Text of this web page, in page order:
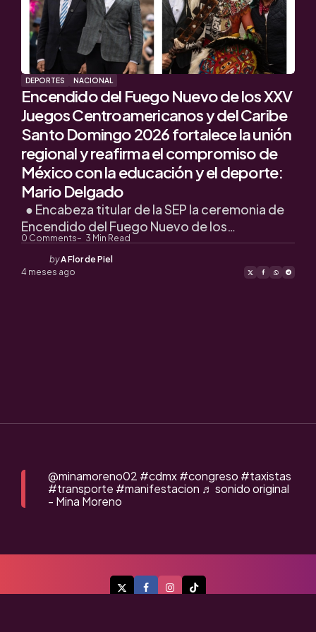
DEPORTES NACIONAL
Encendido del Fuego Nuevo de los XXV
Juegos Centroamericanos y del Caribe
Santo Domingo 2026 fortalece la unión
regional y reafirma el compromiso de
México con la educación y el deporte:
Mario Delgado
0 Comments 3 Min Read
● Encabeza titular de la SEP la ceremonia de
Encendido del Fuego Nuevo de los…
Posted
by
byA Flor de Piel
4 meses ago
@minamoreno02 #cdmx#congreso #taxistas
#transporte #manifestacion ♬ sonido original
- Mina Moreno